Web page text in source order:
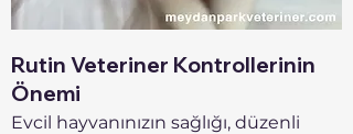
Rutin Veteriner Kontrollerinin
Önemi
Evcil hayvanınızın sağlığı, düzenli